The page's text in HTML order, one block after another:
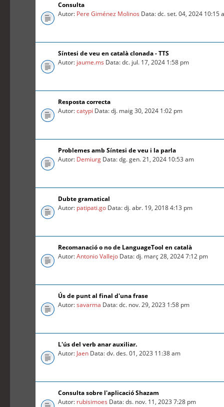
Consulta
Autor: Pere Giménez Molinos Data: dc. set. 04, 2024 10:15
Síntesi de veu en català clonada - TTS
Autor: jaume.ms Data: dc. jul. 17, 2024 1:58 pm
Resposta correcta
Autor:catypi Data: dj. maig 30, 2024 1:02 pm
Problemes amb Síntesi de veu i la parla
Autor: Demiurg Data: dg. gen. 21, 2024 10:53 am
Dubte gramatical
Autor: patipati.go Data: dj. abr. 19, 2018 4:13 pm
Recomanació o no de LanguageTool en català
Autor:Antonio Vallejo Data: dj. març 28, 2024 7:12 pm
Ús de punt al final d'una frase
Autor:savarma Data: dc. nov. 29, 2023 1:58 pm
L'ús del verb anar auxiliar.
Autor: Jaen Data: dv. des. 01, 2023 11:38 am
Consulta sobre l'aplicació Shazam
Autor: rubisimoes Data: ds. nov. 11, 2023 7:28 pm